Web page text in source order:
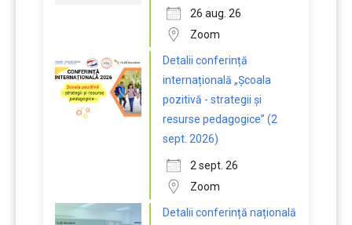
26 aug. 26
Zoom
Detalii conferință
internațională „Școala
pozitivă - strategii și
resurse pedagogice” (2
sept. 2026)
2 sept. 26
Zoom
Detalii conferință națională